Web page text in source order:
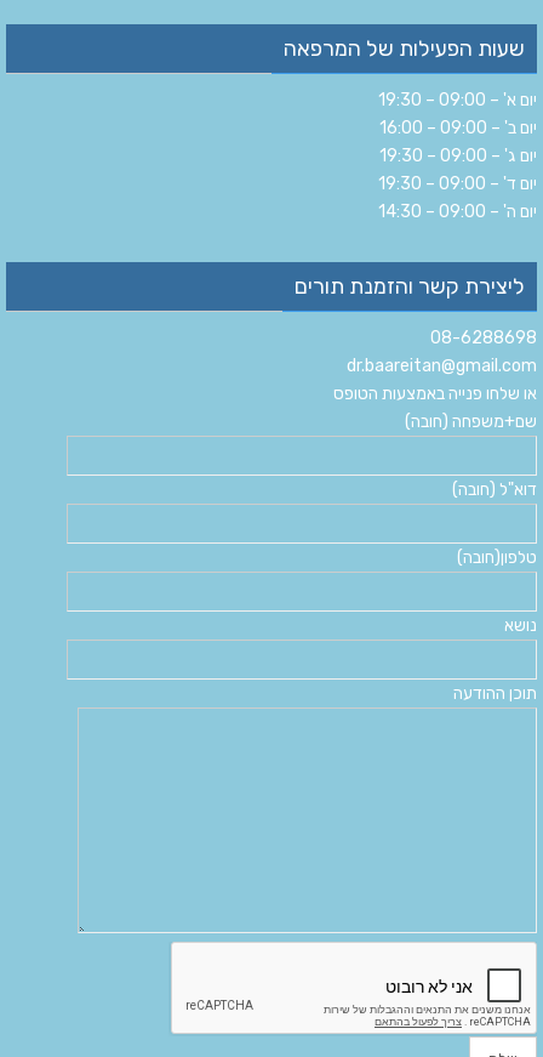
שעות הפעילות של המרפאה
יום א' – 09:00 – 19:30
יום ב' – 09:00 – 16:00
יום ג' – 09:00 – 19:30
יום ד' – 09:00 – 19:30
יום ה' – 09:00 – 14:30
ליצירת קשר והזמנת תורים
08-6288698
dr.baareitan@gmail.com
או שלחו פנייה באמצעות הטופס
שם+משפחה (חובה)
דוא"ל (חובה)
טלפון(חובה)
נושא
תוכן ההודעה